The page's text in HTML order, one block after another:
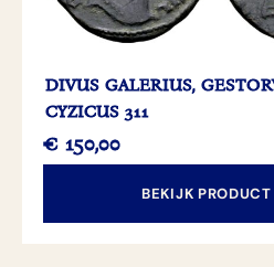
DIVUS GALERIUS,
CYZICUS 311
€ 150,00
BEKIJK PRODUCT